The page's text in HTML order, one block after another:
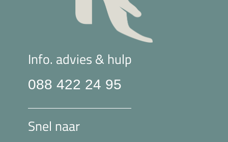
Info. advies & hulp
088 422 24 95
Snel naar